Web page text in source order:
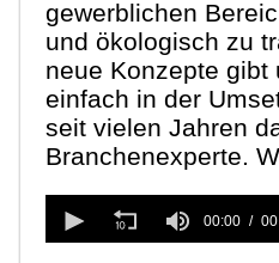
gewerblichen
und ökologisch zu
neue Konzepte gibt
einfach in der
seit vielen Jahren
Branchenexperte.
seconds
of
00:00